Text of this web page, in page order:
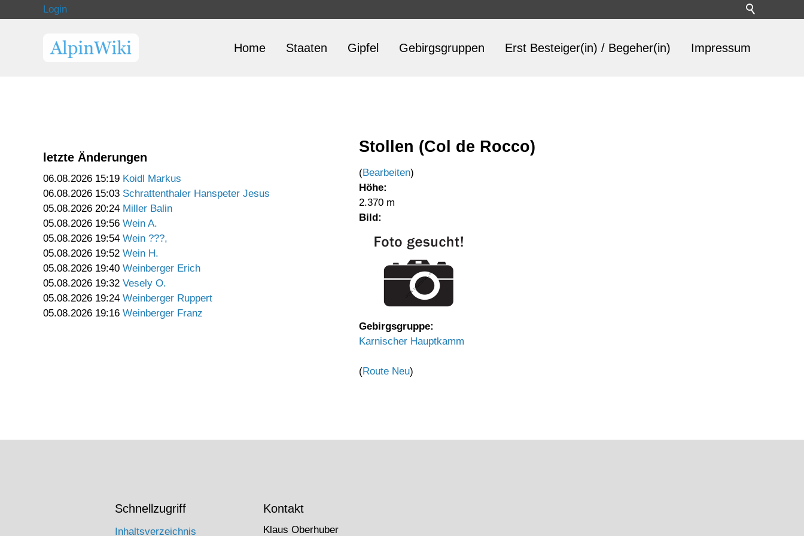
Login
Home Staaten Gipfel Gebirgsgruppen Erst Besteiger(in) / Begeher(in) Impressum
letzte Änderungen
06.08.2026 15:19 Koidl Markus
06.08.2026 15:03 Schrattenthaler Hanspeter Jesus
05.08.2026 20:24 Miller Balin
05.08.2026 19:56 Wein A.
05.08.2026 19:54 Wein ???,
05.08.2026 19:52 Wein H.
05.08.2026 19:40 Weinberger Erich
05.08.2026 19:32 Vesely O.
05.08.2026 19:24 Weinberger Ruppert
05.08.2026 19:16 Weinberger Franz
Stollen (Col de Rocco)
(Bearbeiten)
Höhe:
2.370 m
Bild:
Gebirgsgruppe:
Karnischer Hauptkamm
(Route Neu)
Schnellzugriff
Inhaltsverzeichnis
Kontakt
Klaus Oberhuber